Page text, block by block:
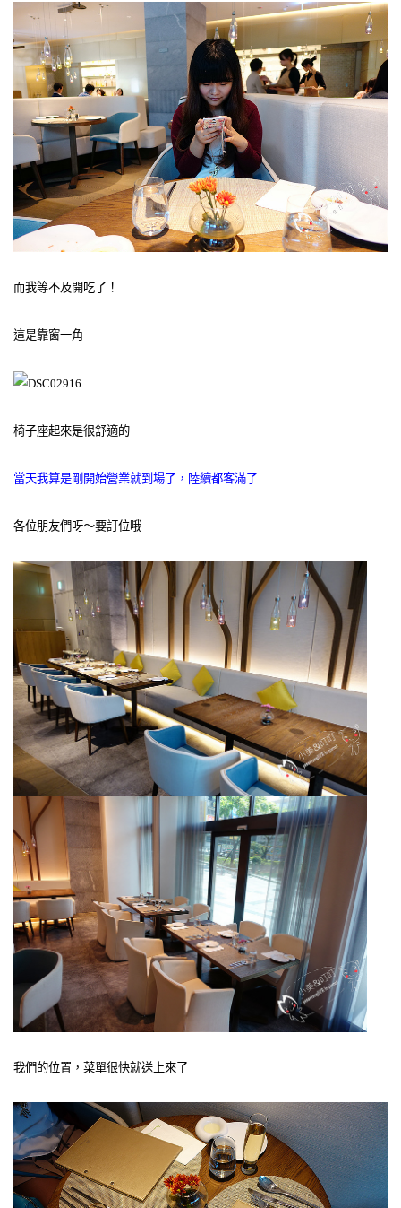
而我等不及開吃了！
這是靠窗一角
椅子座起來是很舒適的
當天我算是剛開始營業就到場了，陸續都客滿了
各位朋友們呀～要訂位哦
我們的位置，菜單很快就送上來了